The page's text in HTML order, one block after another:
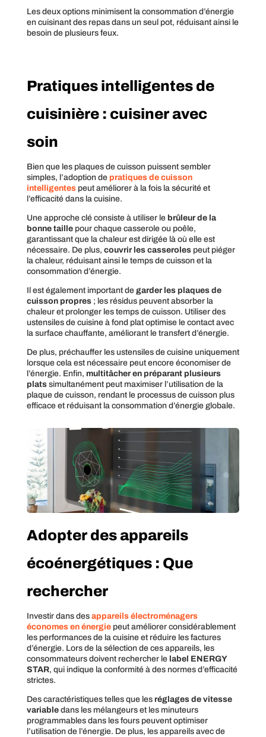
Les deux options minimisent la consommation d’énergie
en cuisinant des repas dans un seul pot, réduisant ainsi le
besoin de plusieurs feux.
Pratiques intelligentes de
cuisinière : cuisiner avec
soin
Bien que les plaques de cuisson puissent sembler
simples, l’adoption de pratiques de cuisson
intelligentespeut améliorer à la fois la sécurité et
l’efficacité dans la cuisine.
Une approche clé consiste à utiliser le brûleur de la
bonne taillepour chaque casserole ou poêle,
garantissant que la chaleur est dirigée là où elle est
nécessaire. De plus, couvrir les casserolespeut piéger
la chaleur, réduisant ainsi le temps de cuisson et la
consommation d’énergie.
Il est également important de garder les plaques de
cuisson propres; les résidus peuvent absorber la
chaleur et prolonger les temps de cuisson. Utiliser des
ustensiles de cuisine à fond plat optimise le contact avec
la surface chauffante, améliorant le transfert d’énergie.
De plus, préchauffer les ustensiles de cuisine uniquement
lorsque cela est nécessaire peut encore économiser de
l’énergie. Enfin, multitâcher en préparant plusieurs
platssimultanément peut maximiser l’utilisation de la
plaque de cuisson, rendant le processus de cuisson plus
efficace et réduisant la consommation d’énergie globale.
Adopter des appareils
écoénergétiques : Que
rechercher
Investir dans des appareils électroménagers
économes en énergiepeut améliorer considérablement
les performances de la cuisine et réduire les factures
d’énergie. Lors de la sélection de ces appareils, les
consommateurs doivent rechercher le label ENERGY
STAR, qui indique la conformité à des normes d’efficacité
strictes.
Des caractéristiques telles que les réglages de vitesse
variabledans les mélangeurs et les minuteurs
programmables dans les fours peuvent optimiser
l’utilisation de l’énergie. De plus, les appareils avec de